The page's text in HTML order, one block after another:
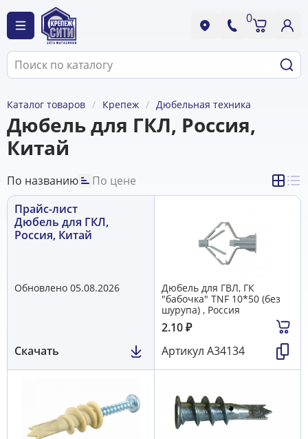
0
Каталог товаров Крепеж Дюбельная техника
Дюбель для ГКЛ, Россия,
Китай
По названию
По цене
Прайс-лист
Дюбель для ГКЛ,
Россия, Китай
Обновлено 05.08.2026
Скачать
Дюбель для ГВЛ, ГК
"бабочка" TNF 10*50 (без
шурупа) , Россия
2.10₽
Артикул А34134